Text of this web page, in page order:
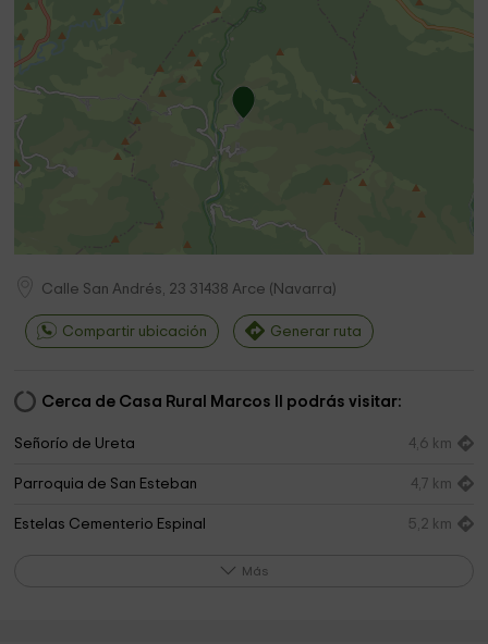
Calle San Andrés, 23 31438 Arce ( Navarra)
Compartir ubicación Generar ruta
Cerca de Casa Rural Marcos II podrás visitar:
Señorío de Ureta 4,6 km
Parroquia de San Esteban 4,7 km
Estelas Cementerio Espinal 5,2 km
Iglesia Parroquial de San Bartolomé
Más